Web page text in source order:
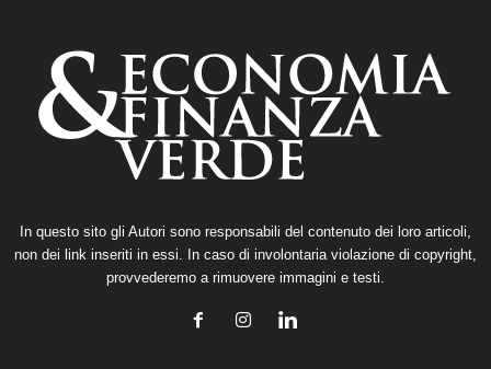
In questo sito gli Autori sono responsabili del contenuto dei loro articoli,
non dei link inseriti in essi. In caso di involontaria violazione di copyright,
provvederemo a rimuovere immagini e testi.